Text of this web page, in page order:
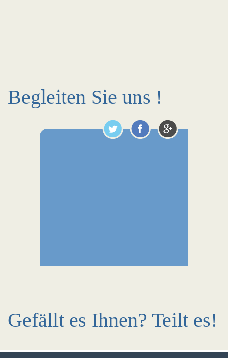
Begleiten Sie uns !
Gefällt es Ihnen? Teilt es!